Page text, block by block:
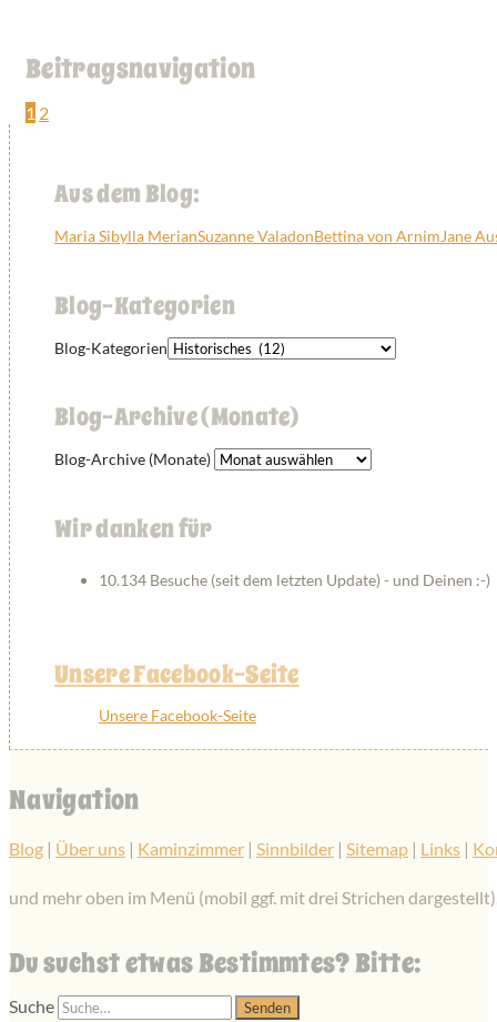
Beitragsnavigation
1 2
Aus dem Blog:
Maria Sibylla MerianSuzanne ValadonBettina von ArnimJane
Blog-Kategorien
Blog-Kategorien
Blog-Archive (Monate)
Blog-Archive (Monate)
Wir danken für
10.134 Besuche (seit dem letzten Update) - und Deinen :-)
Unsere Facebook-Seite
Unsere Facebook-Seite
Navigation
Blog | Über uns | Kaminzimmer | Sinnbilder | Sitemap | Links |
und mehr oben im Menü (mobil ggf. mit drei Strichen
Du suchst etwas Bestimmtes? Bitte:
Suche